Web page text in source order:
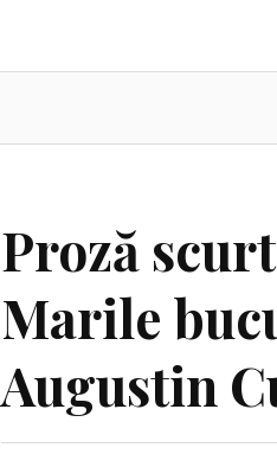
Proză
Marile
Augustin